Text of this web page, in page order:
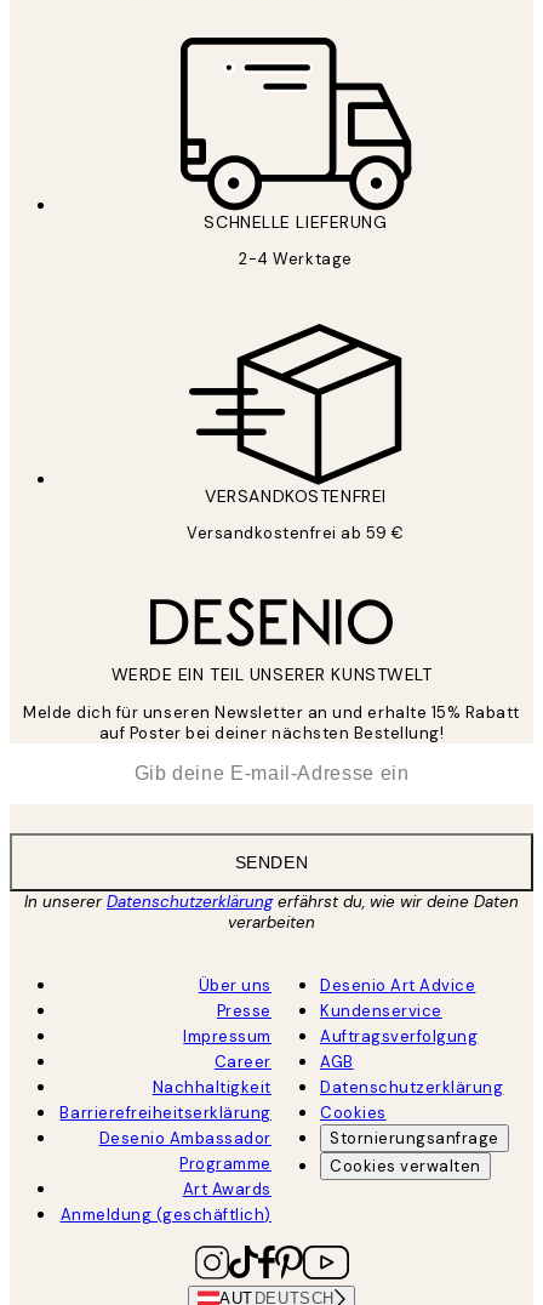
SCHNELLE LIEFERUNG
2-4 Werktage
VERSANDKOSTENFREI
Versandkostenfrei ab 59 €
WERDE EIN TEIL UNSERER KUNSTWELT
Melde dich für unseren Newsletter an und erhalte 15% Rabatt
auf Poster bei deiner nächsten Bestellung!
SENDEN
In unsererDatenschutzerklärungerfährst du, wie wir deine Daten
verarbeiten
Über uns
Presse
Impressum
Career
Nachhaltigkeit
Barrierefreiheitserklärung
Desenio Ambassador
Programme
Art Awards
Anmeldung (geschäftlich)
Desenio Art Advice
Kundenservice
Auftragsverfolgung
AGB
Datenschutzerklärung
Cookies
Stornierungsanfrage
Cookies verwalten
AUT DEUTSCH